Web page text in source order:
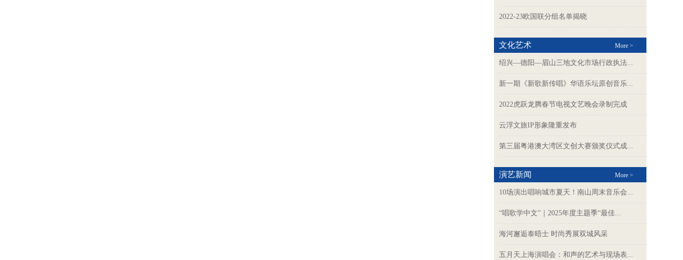
2022-23欧国联分组名单揭晓
文化艺术 More >
绍兴—德阳—眉山三地文化市场行政执法...
新一期《新歌新传唱》华语乐坛原创音乐...
2022虎跃龙腾春节电视文艺晚会录制完成
云浮文旅IP形象隆重发布
第三届粤港澳大湾区文创大赛颁奖仪式成...
演艺新闻 More >
10场演出唱响城市夏天！南山周末音乐会...
“唱歌学中文”｜2025年度主题季“最佳...
海河邂逅泰晤士 时尚秀展双城风采
五月天上海演唱会：和声的艺术与现场表...